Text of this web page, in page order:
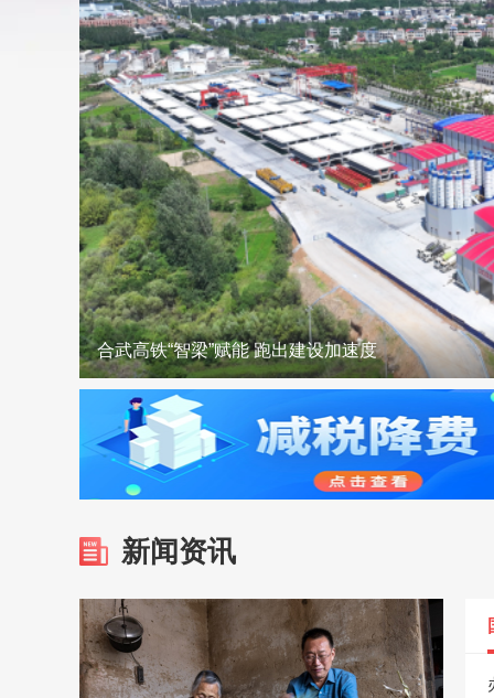
麻城城区开放6处清凉驿站 打造清凉“避风港”
优服务 强保障 全力护航暑期驾考高峰
裴永波走访慰问驻麻武警官兵
合武高铁“智梁”赋能 跑出建设加速度
双喜临门！麻城入选全国蔬菜大县+花鼓戏登上省
汪国兵慰问市人武部官兵和驻麻部队
新闻资讯